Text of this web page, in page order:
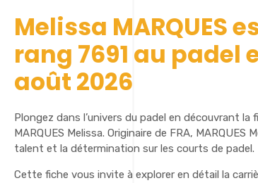
Melissa MARQUES
rang 7691 au padel
août 2026
Plongez dans l’univers du padel en découvrant la
MARQUES Melissa. Originaire de FRA, MARQUES
talent et la détermination sur les courts de padel.
Cette fiche vous invite à explorer en détail la